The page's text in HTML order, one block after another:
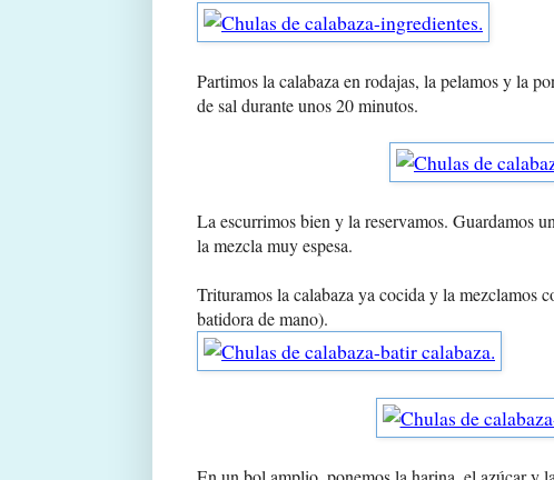
Partimos la calabaza en rodajas, la pelamos y la
de sal durante unos 20 minutos.
La escurrimos bien y la reservamos. Guardamos
la mezcla muy espesa.
Trituramos la calabaza ya cocida y la mezclamos
batidora de mano).